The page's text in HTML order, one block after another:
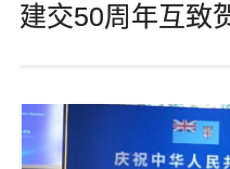
建交50周年互致